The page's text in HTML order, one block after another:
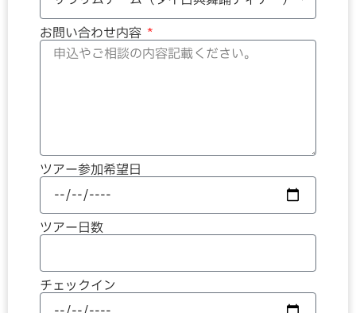
お問い合わせ内容
ツアー参加希望日
ツアー日数
チェックイン